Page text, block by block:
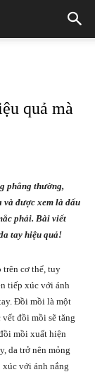
quả mà
phẳng thường,
và được xem là dấu
phải. Bài viết
tay hiệu quả!
trên cơ thể, tuy
tiếp xúc với ánh
Đồi mồi là một
đồi mồi sẽ tăng
mồi xuất hiện
da trở nên mỏng
với ánh nắng